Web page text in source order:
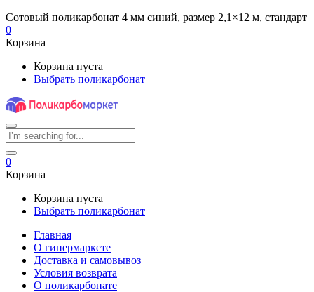
Сотовый поликарбонат 4 мм синий, размер 2,1×12 м, стандарт
0
Корзина
Корзина пуста
Выбрать поликарбонат
0
Корзина
Корзина пуста
Выбрать поликарбонат
Главная
О гипермаркете
Доставка и самовывоз
Условия возврата
О поликарбонате